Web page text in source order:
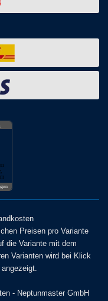
Preisen pro Variante
die Variante mit dem
Varianten wird bei Klick
- Neptunmaster GmbH